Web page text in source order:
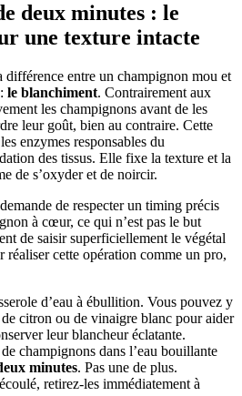
deux minutes : le
une texture intacte
différence entre un champignon mou et
le blanchiment. Contrairement aux
les champignons avant de les
leur goût, bien au contraire. Cette
enzymes responsables du
des tissus. Elle fixe la texture et la
de s’oxyder et de noircir.
de respecter un timing précis
à cœur, ce qui n’est pas le but
de saisir superficiellement le végétal
réaliser cette opération comme un pro,
d’eau à ébullition. Vous pouvez y
citron ou de vinaigre blanc pour aider
leur blancheur éclatante.
champignons dans l’eau bouillante
minutes. Pas une de plus.
retirez-les immédiatement à